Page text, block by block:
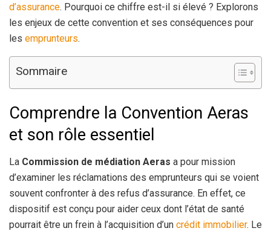
d’assurance. Pourquoi ce chiffre est-il si élevé ? Explorons
les enjeux de cette convention et ses conséquences pour
les emprunteurs.
Sommaire
Comprendre la Convention Aeras
et son rôle essentiel
La Commission de médiation Aeras a pour mission
d’examiner les réclamations des emprunteurs qui se voient
souvent confronter à des refus d’assurance. En effet, ce
dispositif est conçu pour aider ceux dont l’état de santé
pourrait être un frein à l’acquisition d’un crédit immobilier. Le